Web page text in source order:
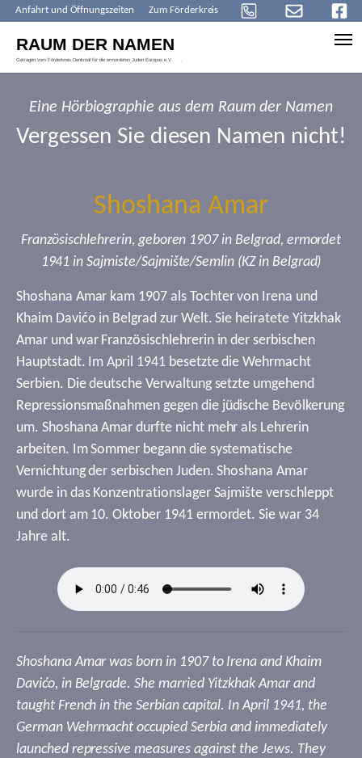
Anfahrt und Öffnungszeiten Zum Förderkreis
Eine Hörbiographie aus dem Raum der Namen
Vergessen Sie diesen Namen nicht!
Shoshana Amar
Französischlehrerin, geboren 1907 in Belgrad, ermordet
1941 in Sajmiste/Sajmište/Semlin (KZ in Belgrad)
Shoshana Amar kam 1907 als Tochter von Irena und
Khaim Davićo in Belgrad zur Welt. Sie heiratete Yitzkhak
Amar und war Französischlehrerin in der serbischen
Hauptstadt. Im April 1941 besetzte die Wehrmacht
Serbien. Die deutsche Verwaltung setzte umgehend
Repressionsmaßnahmen gegen die jüdische Bevölkerung
um. Shoshana Amar durfte nicht mehr als Lehrerin
arbeiten. Im Sommer begann die systematische
Vernichtung der serbischen Juden. Shoshana Amar
wurde in das Konzentrationslager Sajmište verschleppt
und dort am 10. Oktober 1941 ermordet. Sie war 34
Jahre alt.
Shoshana Amar was born in 1907 to Irena and Khaim
Davićo, in Belgrade. She married Yitzkhak Amar and
taught French in the Serbian capital. In April 1941, the
German Wehrmacht occupied Serbia and immediately
launched repressive measures against the Jews. They